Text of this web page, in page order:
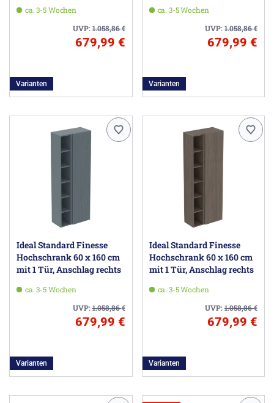
ca. 3-5 Wochen
UVP:1.058,86€
679,99 €
Varianten
ca. 3-5 Wochen
UVP:1.058,86€
679,99 €
Varianten
Ideal Standard Finesse
Hochschrank 60 x 160 cm
mit 1 Tür, Anschlag rechts
ca. 3-5 Wochen
UVP:1.058,86€
679,99 €
Varianten
Ideal Standard Finesse
Hochschrank 60 x 160 cm
mit 1 Tür, Anschlag rechts
ca. 3-5 Wochen
UVP:1.058,86€
679,99 €
Varianten